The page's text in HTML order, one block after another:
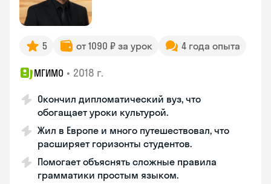
5 от 1090 ₽ за урок 4 года опыта
МГИМО • 2018 г.
Окончил дипломатический вуз, что
обогащает уроки культурой.
Жил в Европе и много путешествовал, что
расширяет горизонты студентов.
Помогает объяснять сложные правила
грамматики простым языком.